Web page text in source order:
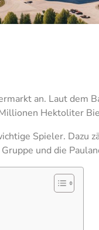
an. Laut dem
Hektoliter
Spieler. Dazu
und die